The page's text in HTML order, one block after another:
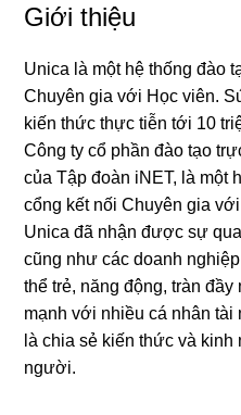
Giới thiệu
Unica là một hệ thống đào
Chuyên gia với Học viên.
kiến thức thực tiễn tới 10
Công ty cổ phần đào tạo
của Tập đoàn iNET, là một
cổng kết nối Chuyên gia
Unica đã nhận được sự
cũng như các doanh
thể trẻ, năng động, tràn
mạnh với nhiều cá nhân
là chia sẻ kiến thức và
người.